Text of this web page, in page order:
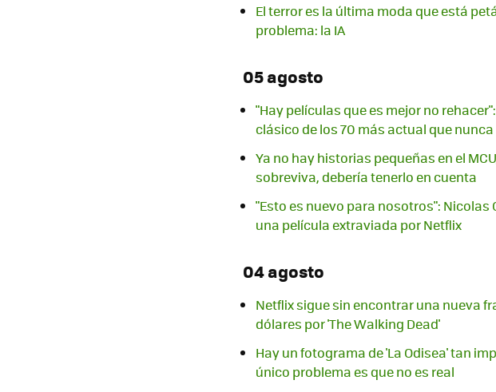
El terror es la última moda que está
problema: la IA
05 agosto
"Hay películas que es mejor no
clásico de los 70 más actual que nunca
Ya no hay historias pequeñas en el
sobreviva, debería tenerlo en cuenta
"Esto es nuevo para nosotros":
una película extraviada por Netflix
04 agosto
Netflix sigue sin encontrar una nueva
dólares por 'The Walking Dead'
Hay un fotograma de 'La Odisea' tan
único problema es que no es real